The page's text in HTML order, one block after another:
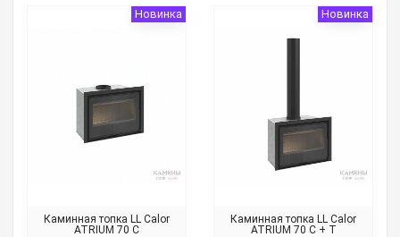
Новинка
Каминная топка LL Calor
ATRIUM 70 C
Новинка
Каминная топка LL Calor
ATRIUM 70 C + T